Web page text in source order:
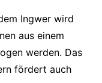
Ingwer wird
aus einem
werden. Das
fördert auch